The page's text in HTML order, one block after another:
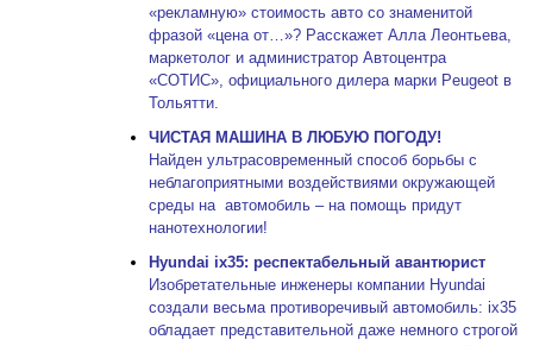
«рекламную» стоимость авто со знаменитой
фразой «цена от…»? Расскажет Алла Леонтьева,
маркетолог и администратор Автоцентра
«СОТИС», официального дилера марки Peugeot в
Тольятти.
ЧИСТАЯ МАШИНА В ЛЮБУЮ ПОГОДУ!
Найден ультрасовременный способ борьбы с
неблагоприятными воздействиями окружающей
среды на автомобиль – на помощь придут
нанотехнологии!
Hyundai ix35: респектабельный авантюрист
Изобретательные инженеры компании Hyundai
создали весьма противоречивый автомобиль: ix35
обладает представительной даже немного строгой